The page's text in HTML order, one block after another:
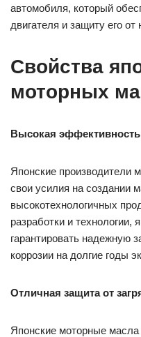
автомобиля, который
двигателя и защиту его от
Свойства
моторных
Высокая эффективность
Японские производители
свои усилия на создании
высокотехнологичных
разработки и технологии,
гарантировать надежную
коррозии на долгие годы
Отличная защита от
Японские моторные